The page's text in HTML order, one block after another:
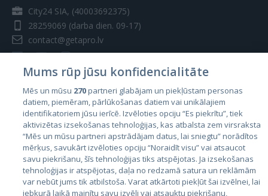
City24 SIA, (40003692375)
28259069 (darba dien. 09-17)
contact@getapro.lv
Valstis
Igaunija
Latvija
Lietuva
Mums rūp jūsu konfidencialitāte
Mēs un mūsu 270partneri glabājam un piekļūstam personas
datiem, piemēram, pārlūkošanas datiem vai unikālajiem
identifikatoriem jūsu ierīcē. Izvēloties opciju “Es piekrītu”, tiek
aktivizētas izsekošanas tehnoloģijas, kas atbalsta zem virsraksta
“Mēs un mūsu partneri apstrādājam datus, lai sniegtu” norādītos
mērķus, savukārt izvēloties opciju “Noraidīt visu” vai atsaucot
savu piekrišanu, šīs tehnoloģijas tiks atspējotas. Ja izsekošanas
tehnoloģijas ir atspējotas, daļa no redzamā satura un reklāmām
var nebūt jums tik atbilstoša. Varat atkārtoti piekļūt šai izvēlnei, lai
jebkurā laikā mainītu savu izvēli vai atsauktu piekrišanu,